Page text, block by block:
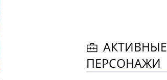
АКТИВНЫЕ
ПЕРСОНАЖИ